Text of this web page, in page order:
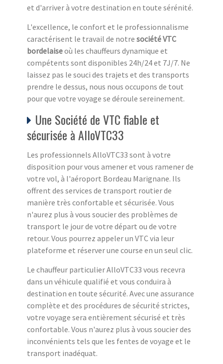
et d'arriver à votre destination en toute sérénité.
L'excellence, le confort et le professionnalisme
caractérisent le travail de notre société VTC
bordelaiseoù les chauffeurs dynamique et
compétents sont disponibles 24h/24 et 7J/7. Ne
laissez pas le souci des trajets et des transports
prendre le dessus, nous nous occupons de tout
pour que votre voyage se déroule sereinement.
Une Société de VTC fiable et
sécurisée à AlloVTC33
Les professionnels AlloVTC33 sont à votre
disposition pour vous amener et vous ramener de
votre vol, à l'aéroport Bordeau Marignane. Ils
offrent des services de transport routier de
manière très confortable et sécurisée. Vous
n'aurez plus à vous soucier des problèmes de
transport le jour de votre départ ou de votre
retour. Vous pourrez appeler un VTC via leur
plateforme et réserver une course en un seul clic.
Le chauffeur particulier AlloVTC33 vous recevra
dans un véhicule qualifié et vous conduira à
destination en toute sécurité. Avec une assurance
complète et des procédures de sécurité strictes,
votre voyage sera entièrement sécurisé et très
confortable. Vous n'aurez plus à vous soucier des
inconvénients tels que les fentes de voyage et le
transport inadéquat.